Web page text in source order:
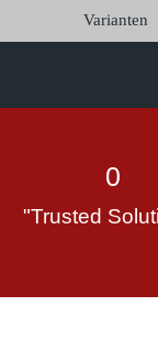
Varianten
"Trusted
0